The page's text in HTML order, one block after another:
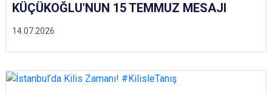
14.07.2026
KÜÇÜKOĞLU'NUN 15 TEMMUZ MESAJI